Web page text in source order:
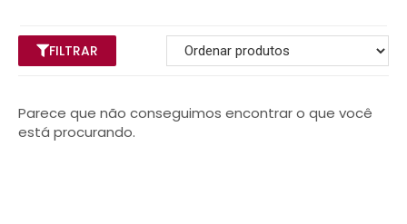
FILTRAR
Parece que não conseguimos encontrar o que você
está procurando.